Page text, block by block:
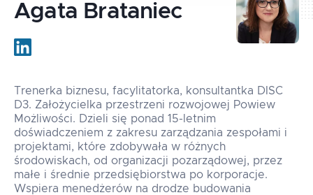
Agata Brataniec
Trenerka biznesu, facylitatorka, konsultantka DISC
D3. Założycielka przestrzeni rozwojowej Powiew
Możliwości. Dzieli się ponad 15-letnim
doświadczeniem z zakresu zarządzania zespołami i
projektami, które zdobywała w różnych
środowiskach, od organizacji pozarządowej, przez
małe i średnie przedsiębiorstwa po korporacje.
Wspiera menedżerów na drodze budowania